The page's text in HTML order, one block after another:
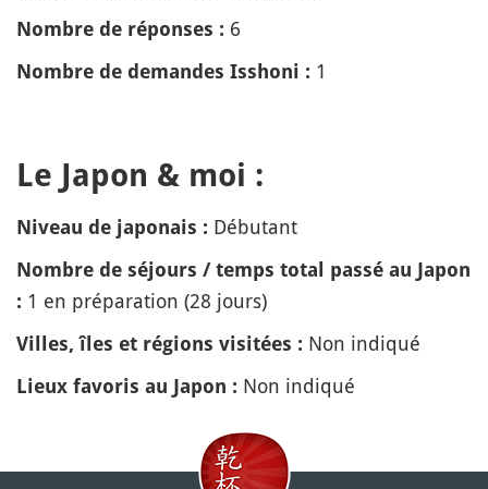
Nombre de réponses : 6
Nombre de demandes Isshoni : 1
Le Japon & moi :
Niveau de japonais : Débutant
Nombre de séjours / temps total passé au Japon
: 1 en préparation (28 jours)
Villes, îles et régions visitées : Non indiqué
Lieux favoris au Japon : Non indiqué